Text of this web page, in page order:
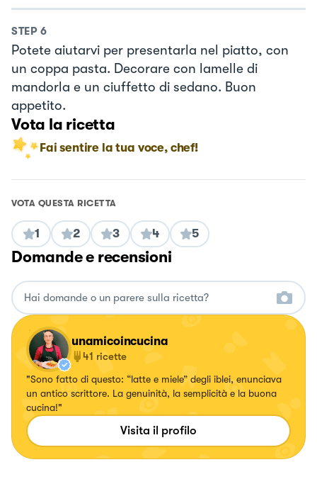
STEP 6
Potete aiutarvi per presentarla nel piatto, con
un coppa pasta. Decorare con lamelle di
mandorla e un ciuffetto di sedano. Buon
appetito.
Vota la ricetta
Fai sentire la tua voce, chef!
VOTA QUESTA RICETTA
1 2 3 4 5
Domande e recensioni
unamicoincucina
41 ricette
"Sono fatto di questo: “latte e miele” degli iblei, enunciava
un antico scrittore. La genuinità, la semplicità e la buona
cucina!"
Visita il profilo